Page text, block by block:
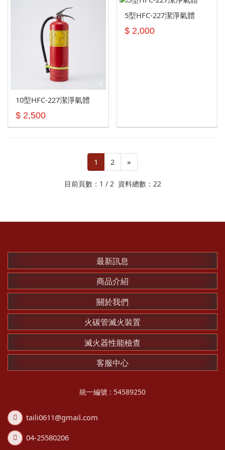
10型HFC-227潔淨氣體
$ 2,500
5型HFC-227潔淨氣體
$ 2,000
1 2 »
目前頁數：1 / 2 資料總數：22
統一編號 : 54589250
taili0611@gmail.com
04-25580206
最新訊息
商品介紹
關於我們
火碳管滅火裝置
滅火器性能檢查
客服中心